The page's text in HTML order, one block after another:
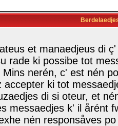
et manaedjeus di
rade ki possibe tot
Mins nerén, c' est nén
accepter ki tot
di si oteur, et
messaedjes k' il årént
nén responsåves